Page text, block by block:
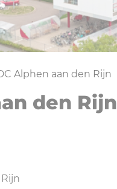
Alphen aan den Rijn
den Rijn